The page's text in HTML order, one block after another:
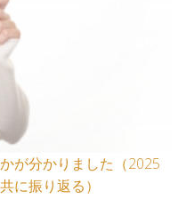
が分かりました（2025
に振り返る）